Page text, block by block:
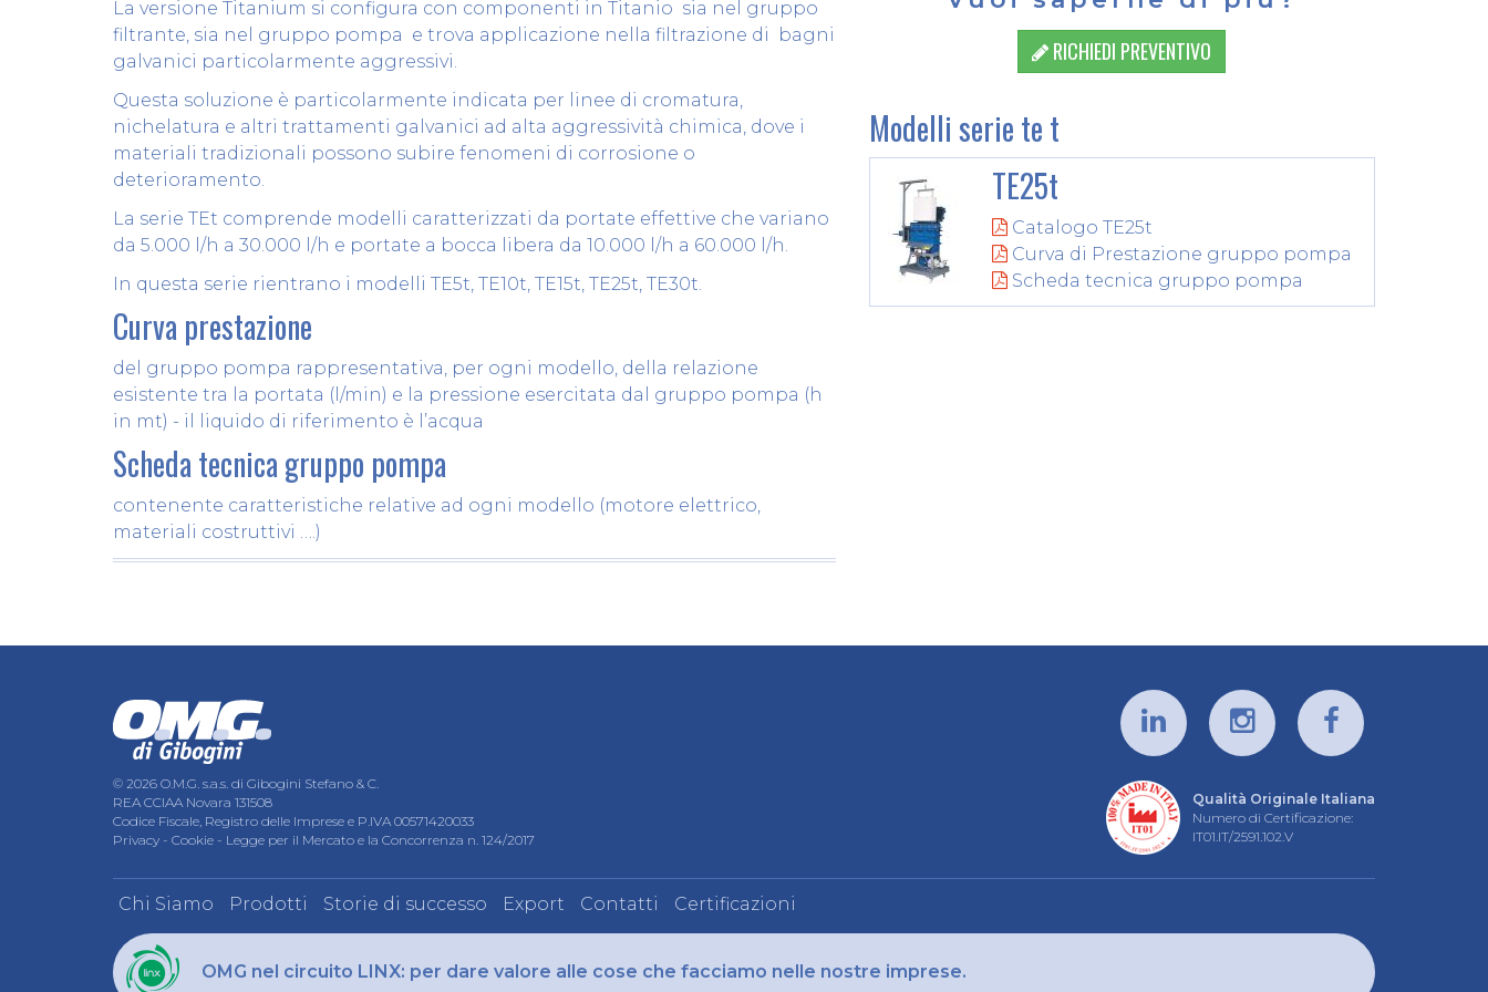
La versione Titanium si configura con componenti in Titanio sia nel gruppo
filtrante, sia nel gruppo pompa e trova applicazione nella filtrazione di bagni
galvanici particolarmente aggressivi.
Questa soluzione è particolarmente indicata per linee di cromatura,
nichelatura e altri trattamenti galvanici ad alta aggressività chimica, dove i
materiali tradizionali possono subire fenomeni di corrosione o
deterioramento.
La serie TEt comprende modelli caratterizzati da portate effettive che variano
da 5.000 l/h a 30.000 l/h e portate a bocca libera da 10.000 l/h a 60.000 l/h.
In questa serie rientrano i modelli TE5t, TE10t, TE15t, TE25t, TE30t.
Curva prestazione
del gruppo pompa rappresentativa, per ogni modello, della relazione
esistente tra la portata (l/min) e la pressione esercitata dal gruppo pompa (h
in mt) - il liquido di riferimento è l’acqua
Scheda tecnica gruppo pompa
contenente caratteristiche relative ad ogni modello (motore elettrico,
materiali costruttivi ….)
RICHIEDI PREVENTIVO
Modelliserie te t
TE25t
Catalogo TE25t
Curva di Prestazione gruppo pompa
Scheda tecnica gruppo pompa
© 2026 O.M.G. s.a.s. di Gibogini Stefano & C.
REA CCIAA Novara 131508
Codice Fiscale, Registro delle Imprese e P.IVA 00571420033
Privacy - Cookie - Legge per il Mercato e la Concorrenza n. 124/2017
Qualità Originale Italiana
Numero di Certificazione:
IT01.IT/2591.102.V
Chi Siamo Prodotti Storie di successo Export Contatti Certificazioni
OMG nel circuito LINX: per dare valore alle cose che facciamo nelle nostre imprese.